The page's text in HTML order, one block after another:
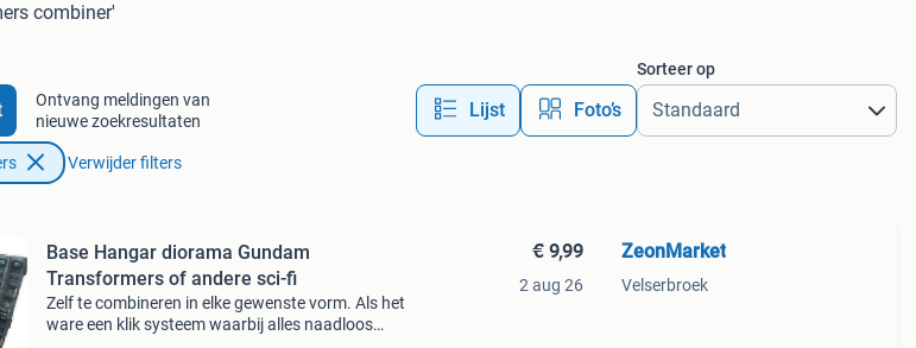
combiner'
Ontvang meldingen van
nieuwe zoekresultaten
Lijst Foto’s
Sorteer op
Verwijder filters
Base Hangar diorama Gundam
Transformers of andere sci-fi
Zelf te combineren in elke gewenste vorm. Als het
ware een klik systeem waarbij alles naadloos
€ 9,99
2 aug 26
ZeonMarket
Velserbroek